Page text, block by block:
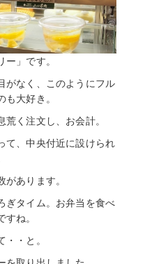
ー」です。
がなく、このようにフル
も大好き。
く注文し、お会計。
て、中央付近に設けられ
があります。
ぎタイム。お弁当を食べ
ね。
・と。